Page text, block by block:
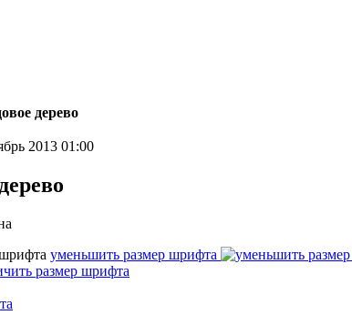
дерево
2013 01:00
уменьшить размер шрифта